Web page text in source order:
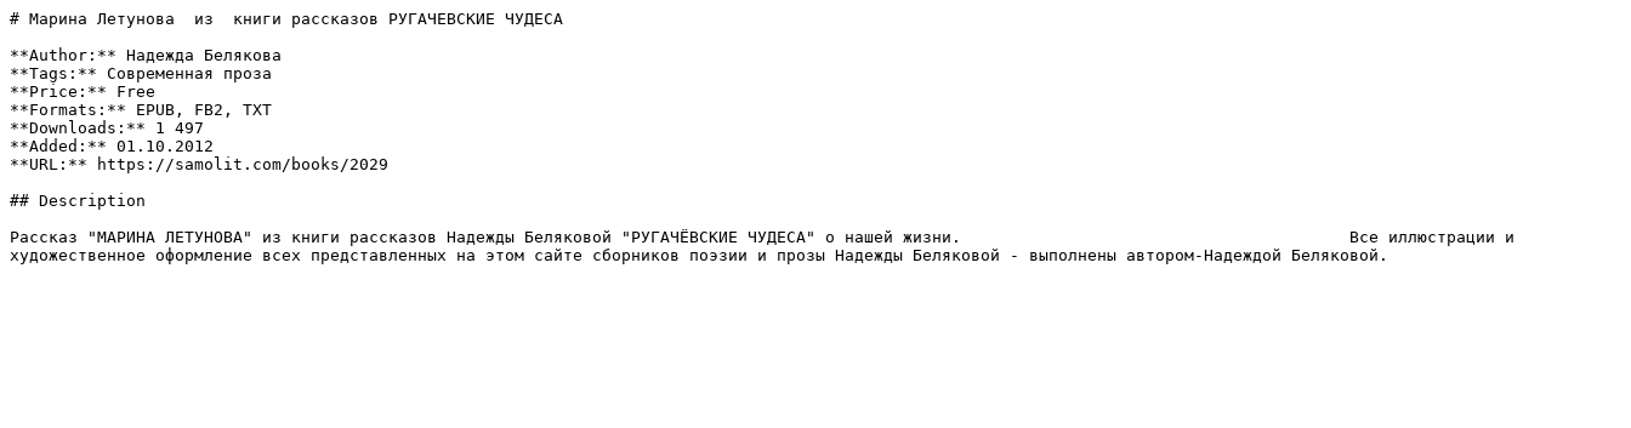
# Марина Летунова  из  книги рассказов РУГАЧЕВСКИЕ ЧУДЕСА
**Author:** Надежда Белякова
**Tags:** Современная проза
**Price:** Free
**Formats:** EPUB, FB2, TXT
**Downloads:** 1 497
**Added:** 01.10.2012
**URL:** https://samolit.com/books/2029
## Description
Рассказ "МАРИНА ЛЕТУНОВА" из книги рассказов Надежды Беляковой "РУГАЧЁВСКИЕ ЧУДЕСА" о нашей жизни.                                        Все иллюстрации и
художественное оформление всех представленных на этом сайте сборников поэзии и прозы Надежды Беляковой - выполнены автором-Надеждой Беляковой.